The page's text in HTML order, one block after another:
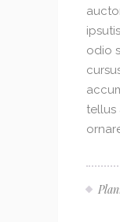
odio
tellus